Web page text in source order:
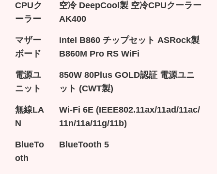
CPUク
ーラー
空冷 DeepCool製 空冷CPUクーラー
AK400
マザー
ボード
intel B860 チップセット ASRock製
B860M Pro RS WiFi
電源ユ
ニット
850W 80Plus GOLD認証 電源ユニ
ット (CWT製)
無線LA
N
Wi-Fi 6E (IEEE802.11ax/11ad/11ac/
11n/11a/11g/11b)
BlueTo
oth
BlueTooth 5